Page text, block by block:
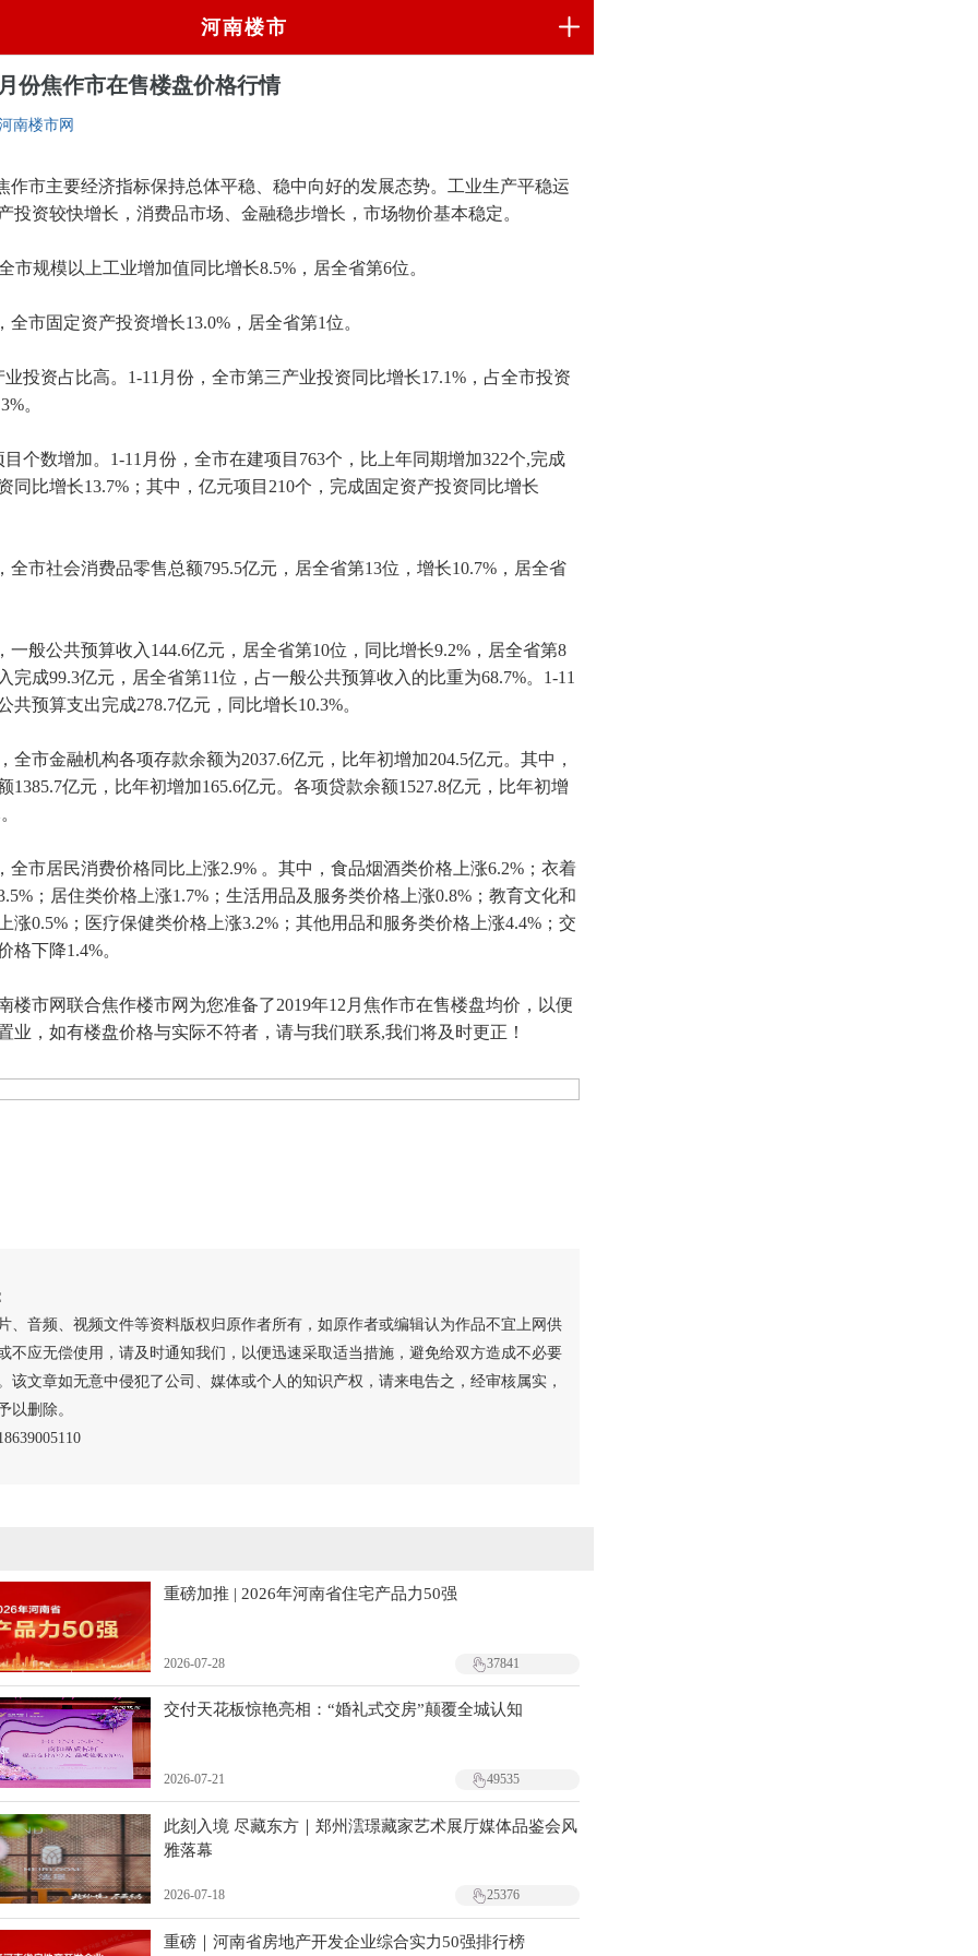
河南楼市
份焦作市在售楼盘价格行情
南楼市网
作市主要经济指标保持总体平稳、稳中向好的发展态势。工业生产平稳运
投资较快增长，消费品市场、金融稳步增长，市场物价基本稳定。
规模以上工业增加值同比增长8.5%，居全省第6位。
市固定资产投资增长13.0%，居全省第1位。
投资占比高。1-11月份，全市第三产业投资同比增长17.1%，占全市投资
。
个数增加。1-11月份，全市在建项目763个，比上年同期增加322个,完成
同比增长13.7%；其中，亿元项目210个，完成固定资产投资同比增长
市社会消费品零售总额795.5亿元，居全省第13位，增长10.7%，居全省
般公共预算收入144.6亿元，居全省第10位，同比增长9.2%，居全省第8
完成99.3亿元，居全省第11位，占一般公共预算收入的比重为68.7%。1-11
共预算支出完成278.7亿元，同比增长10.3%。
市金融机构各项存款余额为2037.6亿元，比年初增加204.5亿元。其中，
1385.7亿元，比年初增加165.6亿元。各项贷款余额1527.8亿元，比年初增
市居民消费价格同比上涨2.9% 。其中，食品烟酒类价格上涨6.2%；衣着
；居住类价格上涨1.7%；生活用品及服务类价格上涨0.8%；教育文化和
涨0.5%；医疗保健类价格上涨3.2%；其他用品和服务类价格上涨4.4%；交
格下降1.4%。
市网联合焦作楼市网为您准备了2019年12月焦作市在售楼盘均价，以便
业，如有楼盘价格与实际不符者，请与我们联系,我们将及时更正！
、音频、视频文件等资料版权归原作者所有，如原作者或编辑认为作品不宜上网供
不应无偿使用，请及时通知我们，以便迅速采取适当措施，避免给双方造成不必要
该文章如无意中侵犯了公司、媒体或个人的知识产权，请来电告之，经审核属实，
以删除。
重磅加推 | 2026年河南省住宅产品力50强
2026-07-28 37841
交付天花板惊艳亮相：“婚礼式交房”颠覆全城认知
2026-07-21 49535
此刻入境 尽藏东方｜郑州澐璟藏家艺术展厅媒体品鉴会风
雅落幕
2026-07-18 25376
重磅｜河南省房地产开发企业综合实力50强排行榜